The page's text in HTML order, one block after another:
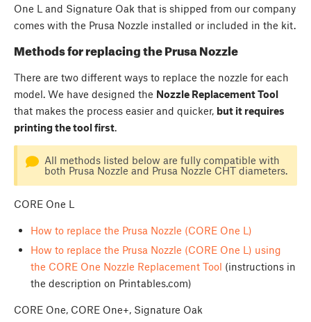
One L and Signature Oak that is shipped from our company
comes with the Prusa Nozzle installed or included in the kit.
Methods for replacing the Prusa Nozzle
There are two different ways to replace the nozzle for each
model. We have designed the Nozzle Replacement Tool
that makes the process easier and quicker, but it requires
printing the tool first.
All methods listed below are fully compatible with
both Prusa Nozzle and Prusa Nozzle CHT diameters.
CORE One L
How to replace the Prusa Nozzle (CORE One L)
How to replace the Prusa Nozzle (CORE One L) using
the CORE One Nozzle Replacement Tool (instructions in
the description on Printables.com)
CORE One, CORE One+, Signature Oak